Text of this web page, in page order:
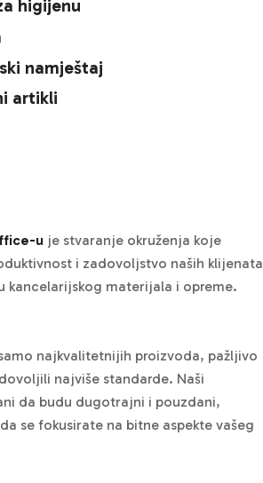
higijenu
namještaj
artikli
u je stvaranje okruženja koje
i zadovoljstvo naših klijenata
kancelarijskog materijala i opreme.
najkvalitetnijih proizvoda, pažljivo
najviše standarde. Naši
da budu dugotrajni i pouzdani,
se fokusirate na bitne aspekte vašeg